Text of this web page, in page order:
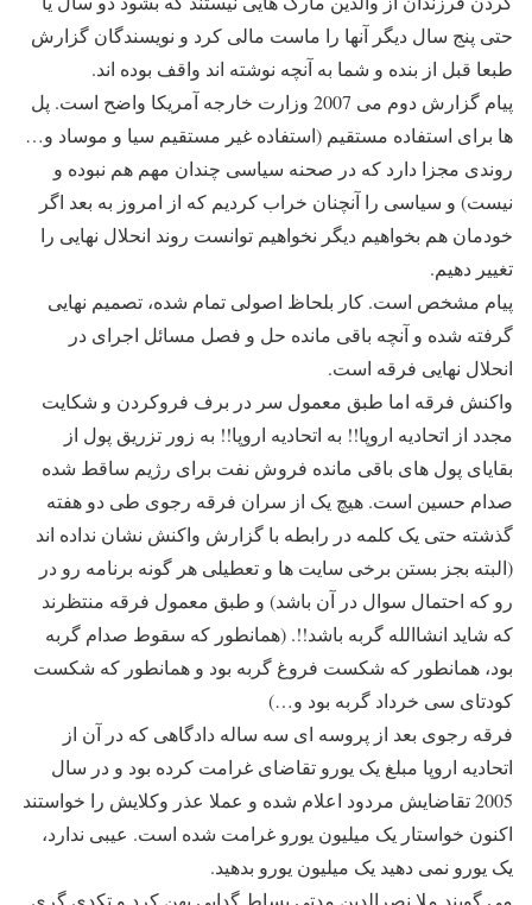
حتی پنج سال دیگر آنها را ماست مالی کرد و نویسندگان گزارش
طبعا قبل از بنده و شما به آنچه نوشته اند واقف بوده اند.
پیام گزارش دوم می 2007 وزارت خارجه آمریکا واضح است. پل
ها برای استفاده مستقیم (استفاده غیر مستقیم سیا و موساد و…
روندی مجزا دارد که در صحنه سیاسی چندان مهم هم نبوده و
نیست) و سیاسی را آنچنان خراب کردیم که از امروز به بعد اگر
خودمان هم بخواهیم دیگر نخواهیم توانست روند انحلال نهایی را
تغییر دهیم.
پیام مشخص است. کار بلحاظ اصولی تمام شده، تصمیم نهایی
گرفته شده و آنچه باقی مانده حل و فصل مسائل اجرای در
انحلال نهایی فرقه است.
واکنش فرقه اما طبق معمول سر در برف فروکردن و شکایت
مجدد از اتحادیه اروپا!! به اتحادیه اروپا!! به زور تزریق پول از
بقایای پول های باقی مانده فروش نفت برای رژیم ساقط شده
صدام حسین است. هیچ یک از سران فرقه رجوی طی دو هفته
گذشته حتی یک کلمه در رابطه با گزارش واکنش نشان نداده اند
(البته بجز بستن برخی سایت ها و تعطیلی هر گونه برنامه رو در
رو که احتمال سوال در آن باشد) و طبق معمول فرقه منتظرند
که شاید انشاالله گربه باشد!!. (همانطور که سقوط صدام گربه
بود، همانطور که شکست فروغ گربه بود و همانطور که شکست
کودتای سی خرداد گربه بود و…)
فرقه رجوی بعد از پروسه ای سه ساله دادگاهی که در آن از
اتحادیه اروپا مبلغ یک یورو تقاضای غرامت کرده بود و در سال
2005 تقاضایش مردود اعلام شده و عملا عذر وکلایش را خواستند
اکنون خواستار یک میلیون یورو غرامت شده است. عیبی ندارد،
یک یورو نمی دهید یک میلیون یورو بدهید.
می گویند ملا نصرالدین مدتی بساط گدایی پهن کرد و تکدی گری